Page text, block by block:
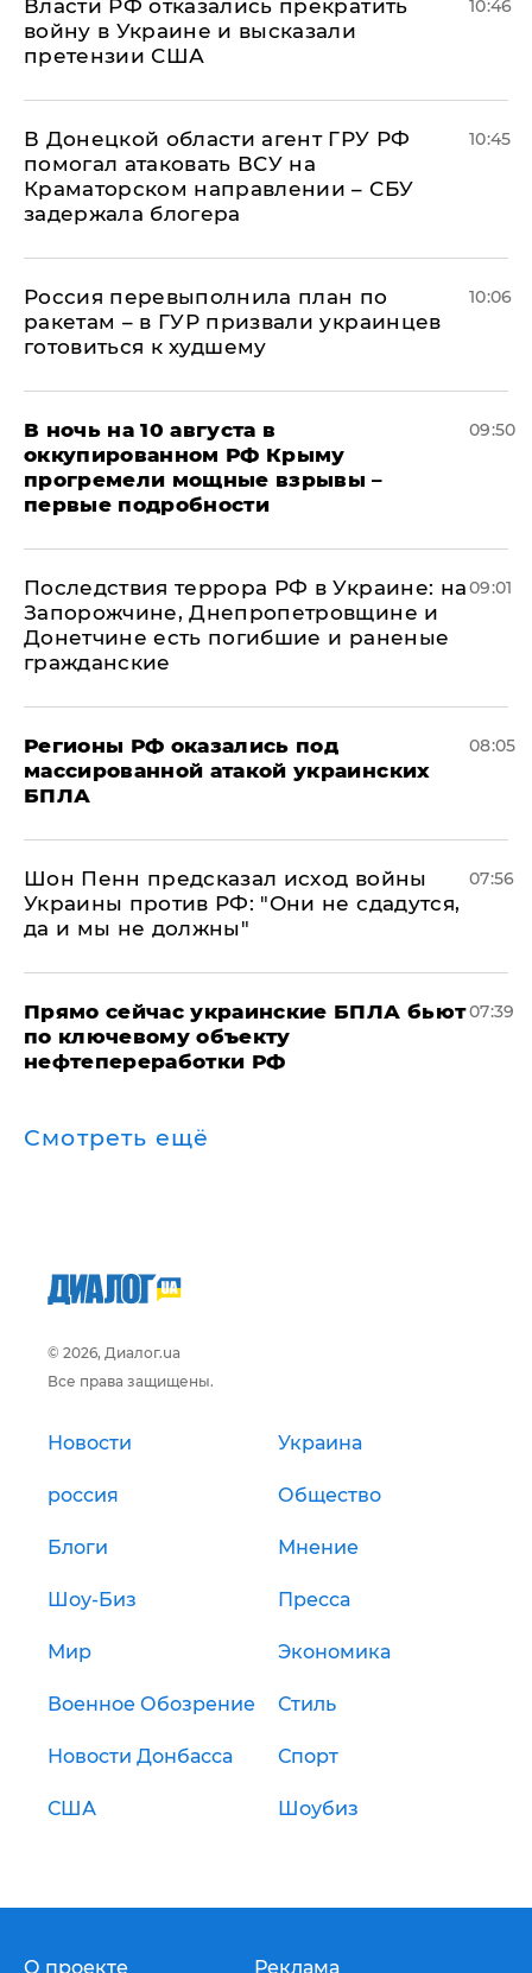
Власти РФ отказались прекратить
войну в Украине и высказали
претензии США
10:46
В Донецкой области агент ГРУ РФ
помогал атаковать ВСУ на
Краматорском направлении – СБУ
задержала блогера
10:45
Россия перевыполнила план по
ракетам – в ГУР призвали украинцев
готовиться к худшему
10:06
В ночь на 10 августа в
оккупированном РФ Крыму
прогремели мощные взрывы –
первые подробности
09:50
Последствия террора РФ в Украине: на
Запорожчине, Днепропетровщине и
Донетчине есть погибшие и раненые
гражданские
09:01
Регионы РФ оказались под
массированной атакой украинских
БПЛА
08:05
Шон Пенн предсказал исход войны
Украины против РФ: "Они не сдадутся,
да и мы не должны"
07:56
Прямо сейчас украинские БПЛА бьют
по ключевому объекту
нефтепереработки РФ
07:39
Смотреть ещё
© 2026, Диалог.ua
Все права защищены.
Новости Украина
россия Общество
Блоги Мнение
Шоу-Биз Пресса
Мир Экономика
Военное Обозрение Стиль
Новости Донбасса Спорт
США Шоубиз
О проекте Реклама